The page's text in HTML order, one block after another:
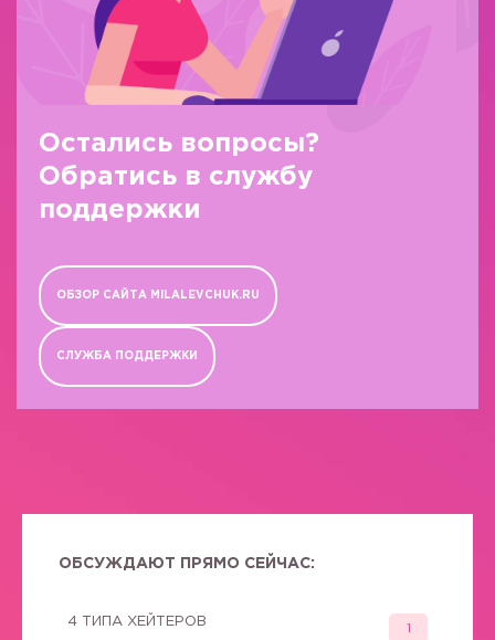
Остались вопросы?
Обратись в службу
поддержки
ОБЗОР САЙТА MILALEVCHUK.RU
СЛУЖБА ПОДДЕРЖКИ
ОБСУЖДАЮТ ПРЯМО СЕЙЧАС:
4 ТИПА ХЕЙТЕРОВ
1